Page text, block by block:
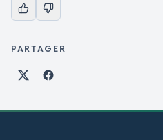
PARTAGER
Partager sur X
Partager sur